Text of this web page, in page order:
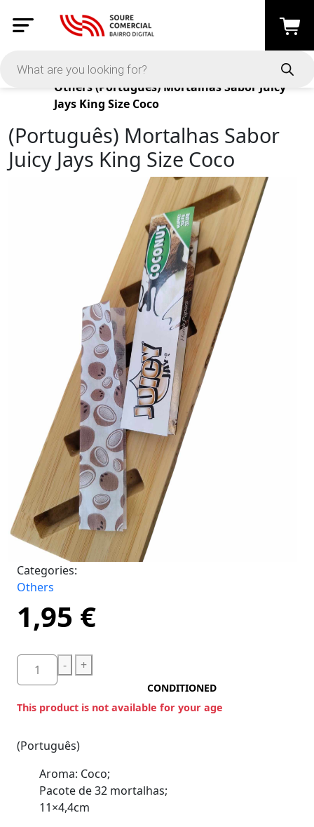
Products
Others(Português) Mortalhas Sabor Juicy
Jays King Size Coco
(Português) Mortalhas Sabor
Juicy Jays King Size Coco
Categories:
Others
1,95 €
- +
CONDITIONED
This product is not available for your age
(Português)
Aroma: Coco;
Pacote de 32 mortalhas;
11×4,4cm